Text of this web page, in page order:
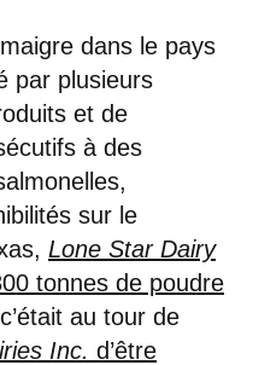
dans le pays
par plusieurs
et de
à des
sur le
Lone Star Dairy
tonnes de poudre
au tour de
Inc. d’être